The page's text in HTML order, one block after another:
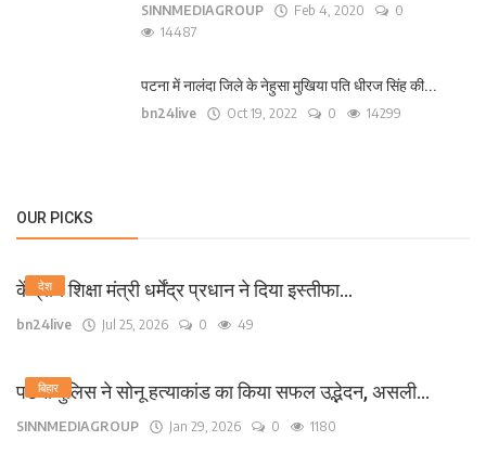
SINNMEDIAGROUP Feb 4, 2020
0
14487
पटना में नालंदा जिले के नेहुसा मुखिया पति धीरज सिंह की...
bn24live Oct 19, 2022 0 14299
OUR PICKS
देश
केंद्रीय शिक्षा मंत्री धर्मेंद्र प्रधान ने दिया इस्तीफा...
bn24live Jul 25, 2026 0 49
बिहार
पटना पुलिस ने सोनू हत्याकांड का किया सफल उद्भेदन, असली...
SINNMEDIAGROUP Jan 29, 2026 0 1180